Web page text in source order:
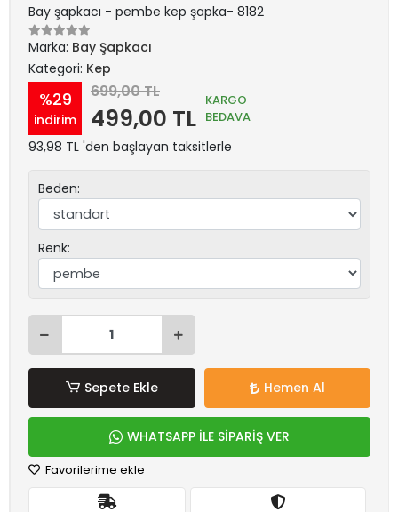
Bay şapkacı - pembe kep şapka- 8182
Marka: Bay Şapkacı
Kategori: Kep
%29
indirim
699,00 TL
499,00 TL
KARGO
BEDAVA
93,98 TL 'den başlayan taksitlerle
Beden:
Renk:
Sepete Ekle Hemen Al
WHATSAPP İLE SİPARİŞ VER
Favorilerime ekle